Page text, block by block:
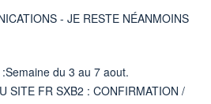
- JE RESTE NÉANMOINS
du 3 au 7 aout.
SITE FR SXB2 : CONFIRMATION /